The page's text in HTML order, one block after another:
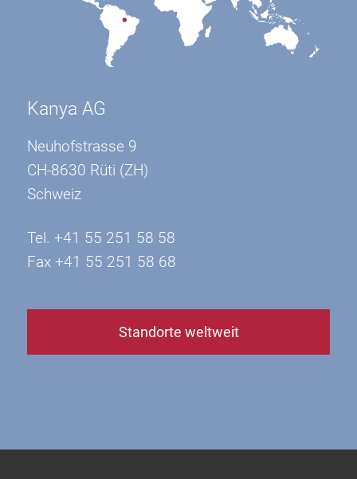
Kanya AG
Neuhofstrasse 9
CH-8630 Rüti (ZH)
Schweiz
Tel. +41 55 251 58 58
Fax +41 55 251 58 68
Standorte weltweit